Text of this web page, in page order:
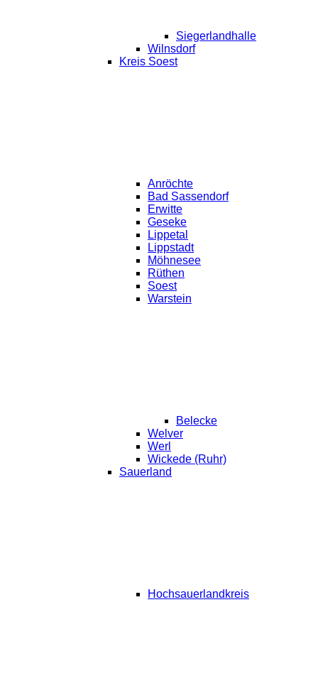
Siegerlandhalle
Wilnsdorf
Kreis Soest
Anröchte
Bad Sassendorf
Erwitte
Geseke
Lippetal
Lippstadt
Möhnesee
Rüthen
Soest
Warstein
Belecke
Welver
Werl
Wickede (Ruhr)
Sauerland
Hochsauerlandkreis